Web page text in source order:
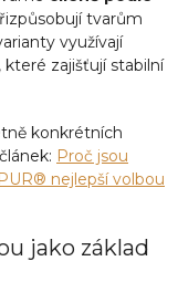
tvarům
využívají
zajišťují stabilní
konkrétních
Proč jsou
nejlepší volbou
jako základ